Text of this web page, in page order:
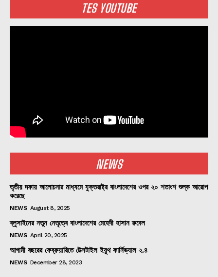
TES YOUTUBE
NEWS
তৃতীয় দফায় আলোচনার মাধ্যমে যুক্তরাষ্ট্র বাংলাদেশের ওপর ২০ শতাংশ শুল্ক আরোপ
করেছে
NEWS August 8, 2025
ব্লুসাইনের নতুন নেতৃত্বে বাংলাদেশের মেহেদী হাসান রুবেল
NEWS April 20, 2025
আগামী বছরের ফেব্রুয়ারিতে টেক্সটাইল ইয়ুথ কার্নিভ্যাল ২.৪
NEWS December 28, 2023